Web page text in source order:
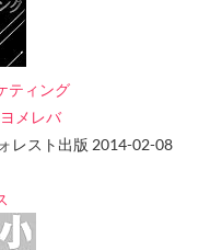
ティング
ヨメレバ
レスト出版 2014-02-08